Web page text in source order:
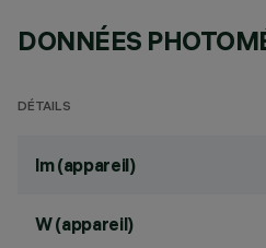
DONNÉES
DÉTAILS
lm (appareil)
W (appareil)